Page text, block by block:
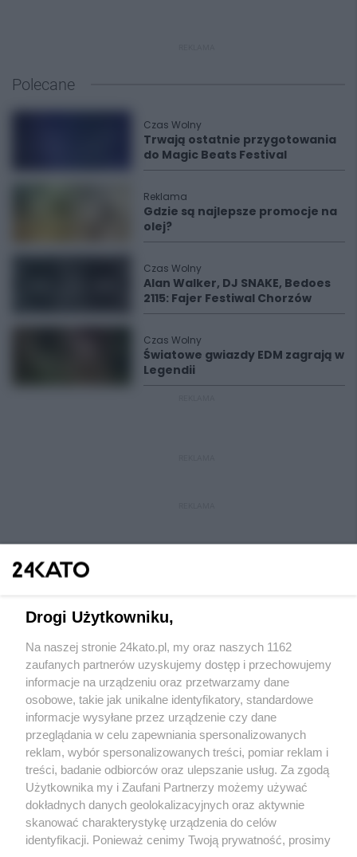
Polecane
Czas Wolny
Trwają ostatnie przygotowania
do Magic Beats Festival
Reklama
Gdzie są najlepsze promocje na
olej?
Czas Wolny
Alan Walker, DJ SNAKE, Bedoes
2115: Fajer Festiwal Chorzów
Czas Wolny
Światowe gwiazdy EDM zagrają w
Legendii
Wydawca mediów lokalnych
Nie zapomnij
zapoznać się z:
polityką prywatności regulamin korzystania z portali
Twojemiasto
Piekary Śląskie
Chorzów
Tarnowskie Góry
Skontakuj sięz nami
Kontakt
Wydawca
Redakcja
Drogi Użytkowniku,
Na naszej stronie 24kato.pl, my oraz naszych 1162
zaufanych partnerów uzyskujemy dostęp i przechowujemy
informacje na urządzeniu oraz przetwarzamy dane
osobowe, takie jak unikalne identyfikatory, standardowe
informacje wysyłane przez urządzenie czy dane
przeglądania w celu zapewniania spersonalizowanych
reklam, wybór spersonalizowanych treści, pomiar reklam i
treści, badanie odbiorców oraz ulepszanie usług. Za zgodą
Użytkownika my i Zaufani Partnerzy możemy używać
dokładnych danych geolokalizacyjnych oraz aktywnie
skanować charakterystykę urządzenia do celów
identyfikacji. Ponieważ cenimy Twoją prywatność, prosimy